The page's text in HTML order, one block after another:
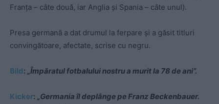
Franța – câte două, iar Anglia și Spania – câte unul).
Presa germană a dat drumul la ferpare și a găsit titluri
convingătoare, afectate, scrise cu negru.
Bild: „Împăratul fotbalului nostru a murit la 78 de ani”.
Kicker: „Germania îl deplânge pe Franz Beckenbauer.